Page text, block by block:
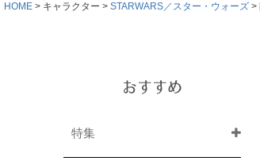
HOME キャラクター STARWARS／スター・ウォーズ
おすすめ
特集